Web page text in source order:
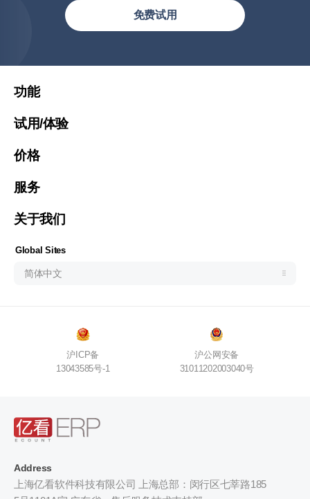
免费试用
功能
试用/体验
价格
服务
关于我们
Global Sites
简体中文
简体中文
United States (English)
Malaysia (English)
한국 (한국어)
Indonesia (Bahasa Indonesia)
Philipines(English)
Узбекистан (русский)
Address
上海亿看软件科技有限公司 上海总部：闵行区七莘路185
沪ICP备
13043585号-1
沪公网安备
31011202003040号